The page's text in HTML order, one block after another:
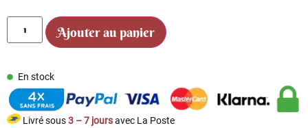
Ajouter au panier
En stock
Livré sous3 – 7 joursavec La Poste